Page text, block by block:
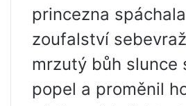
princezna
zoufalství
mrzutý bůh slunce
popel a proměnil